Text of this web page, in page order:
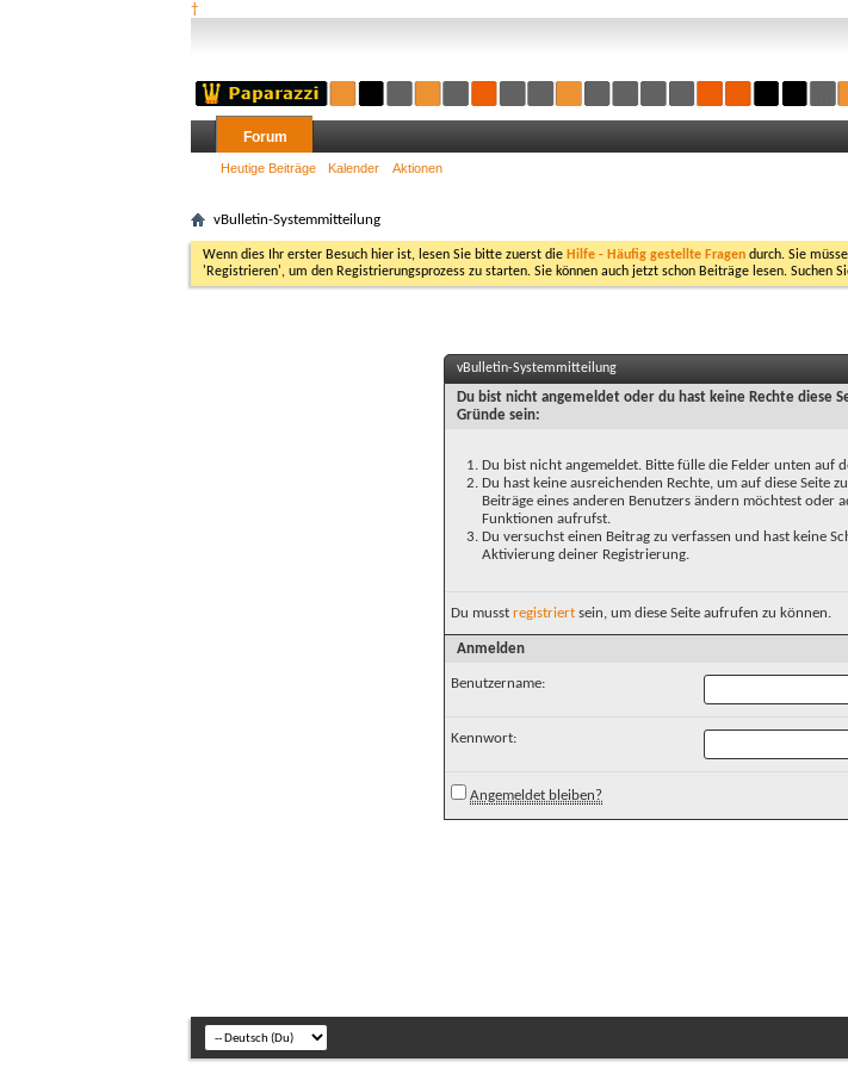
†
Forum
Heutige Beiträge Kalender Aktionen
vBulletin-Systemmitteilung
Wenn dies Ihr erster Besuch hier ist, lesen Sie bitte zuerst die Hilfe - Häufig gestellte Fragen durch. Sie
'Registrieren', um den Registrierungsprozess zu starten. Sie können auch jetzt schon Beiträge lesen. Suchen
vBulletin-Systemmitteilung
Du bist nicht angemeldet oder du hast keine Rechte diese
Gründe sein:
Du bist nicht angemeldet. Bitte fülle die Felder unten auf
Du hast keine ausreichenden Rechte, um auf diese Seite
Beiträge eines anderen Benutzers ändern möchtest oder
Funktionen aufrufst.
Du versuchst einen Beitrag zu verfassen und hast keine
Aktivierung deiner Registrierung.
Du musst registriert sein, um diese Seite aufrufen zu können.
Anmelden
Benutzername:
Kennwort:
Angemeldet bleiben?